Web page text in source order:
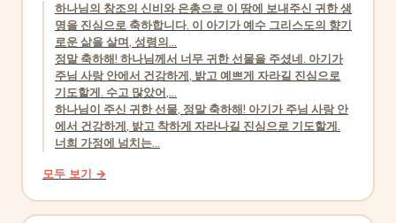
하나님의 창조의 신비와 은총으로 이 땅에 보내주신 귀한 생
명을 진심으로 축하합니다. 이 아기가 예수 그리스도의 향기
로운 삶을 살며, 성령의...
정말 축하해! 하나님께서 너무 귀한 선물을 주셨네. 아기가
주님 사랑 안에서 건강하게, 밝고 예쁘게 자라길 진심으로
기도할게. 수고 많았어,...
하나님이 주신 귀한 선물, 정말 축하해! 아기가 주님 사랑 안
에서 건강하게, 밝고 착하게 자라나길 진심으로 기도할게.
너희 가정에 넘치는...
모두 보기 →